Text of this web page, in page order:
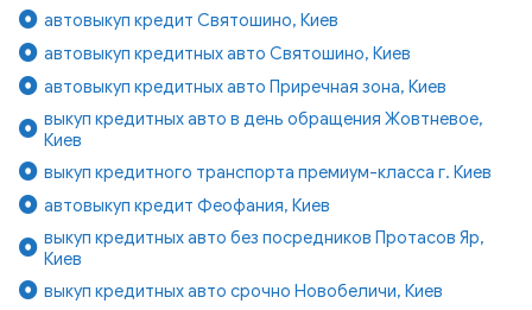
автовыкуп кредит Святошино, Киев
автовыкуп кредитных авто Святошино, Киев
автовыкуп кредитных авто Приречная зона, Киев
выкуп кредитных авто в день обращения Жовтневое,
Киев
выкуп кредитного транспорта премиум-класса г. Киев
автовыкуп кредит Феофания, Киев
выкуп кредитных авто без посредников Протасов Яр,
Киев
выкуп кредитных авто срочно Новобеличи, Киев